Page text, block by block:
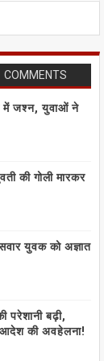
COMMENTS
में जश्न, युवाओं ने
की गोली मारकर
युवक को अज्ञात
परेशानी बढ़ी,
आदेश की अवहेलना!